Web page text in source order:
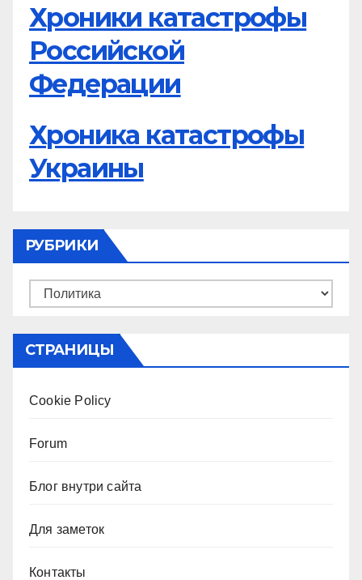
Хроники катастрофы
Российской
Федерации
Хроника катастрофы
Украины
РУБРИКИ
Рубрики
СТРАНИЦЫ
Cookie Policy
Forum
Блог внутри сайта
Для заметок
Контакты